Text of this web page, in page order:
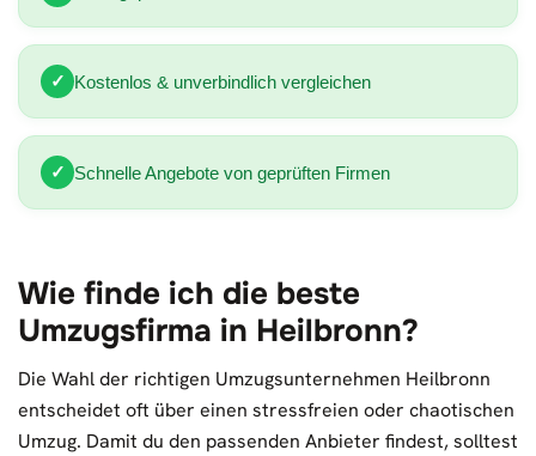
✓ Kostenlos & unverbindlich vergleichen
✓ Schnelle Angebote von geprüften Firmen
Wie finde ich die beste
Umzugsfirma in Heilbronn?
Die Wahl der richtigen Umzugsunternehmen Heilbronn
entscheidet oft über einen stressfreien oder chaotischen
Umzug. Damit du den passenden Anbieter findest, solltest